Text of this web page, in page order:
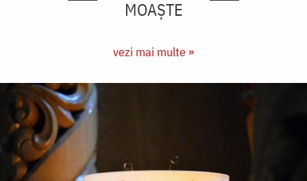
MOAȘTE
vezi mai multe »